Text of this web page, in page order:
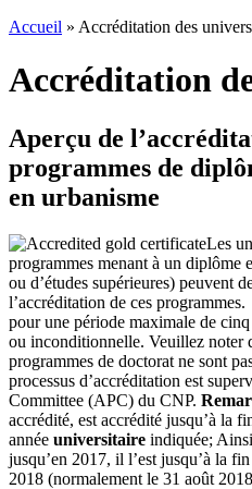
Accueil » Accréditation des
Accréditation
Aperçu de
programmes de
en urbanisme
Les
programmes menant à un diplôme
ou d’études supérieures) peuvent
l’accréditation de ces
pour une période maximale de
ou inconditionnelle. Veuillez noter
programmes de doctorat ne sont
processus d’accréditation est
Committee (APC) du CNP.
accrédité, est accrédité jusqu’à la
année universitaire indiquée;
jusqu’en 2017, il l’est jusqu’à la
2018 (normalement le 31 août